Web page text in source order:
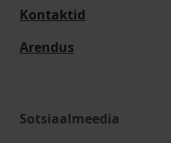
Kontaktid
Arendus
Sotsiaalmeedia